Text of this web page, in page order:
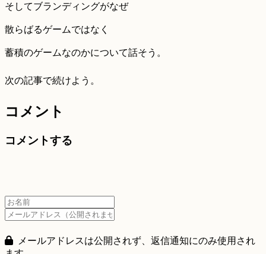
そしてブランディングがなぜ
散らばるゲームではなく
蓄積のゲームなのかについて話そう。
次の記事で続けよう。
コメント
コメントする
メールアドレスは公開されず、返信通知にのみ使用され